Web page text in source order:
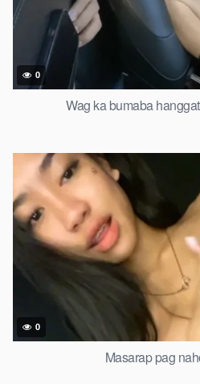
0
Wag ka bumaba
0
Masarap pag